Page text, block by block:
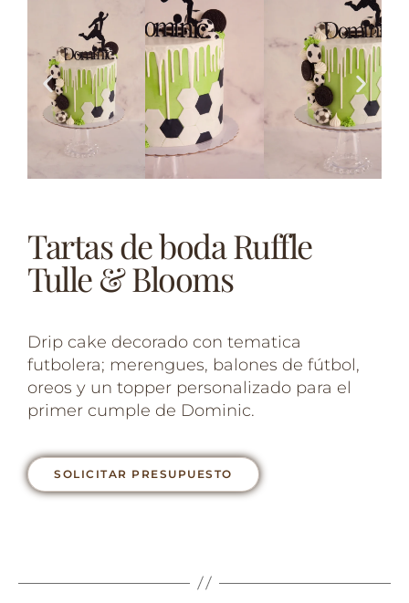
Tartas de boda Ruffle
Tulle & Blooms
Drip cake decorado con tematica
futbolera; merengues, balones de fútbol,
oreos y un topper personalizado para el
primer cumple de Dominic.
SOLICITAR PRESUPUESTO